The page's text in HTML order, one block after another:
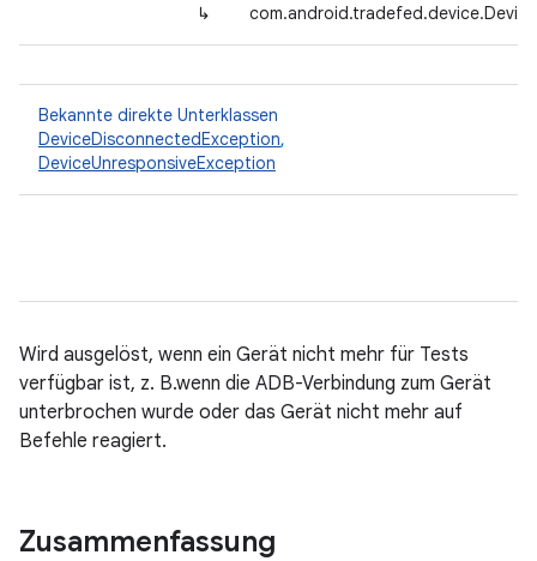
↳
Bekannte direkte Unterklassen
DeviceDisconnectedException,
DeviceUnresponsiveException
Wird ausgelöst, wenn ein Gerät nicht mehr für Tests
verfügbar ist, z. B.wenn die ADB-Verbindung zum Gerät
unterbrochen wurde oder das Gerät nicht mehr auf
Befehle reagiert.
Zusammenfassung